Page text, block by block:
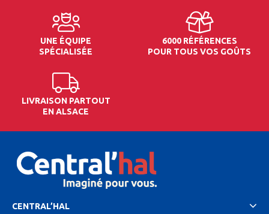
UNE ÉQUIPE
SPÉCIALISÉE
6000 RÉFÉRENCES
POUR TOUS VOS GOÛTS
LIVRAISON PARTOUT
EN ALSACE
CENTRAL’HAL